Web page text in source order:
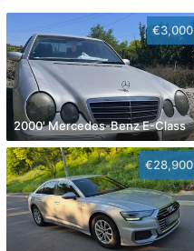
€3,000
2000' Mercedes-Benz E-Class
€28,900